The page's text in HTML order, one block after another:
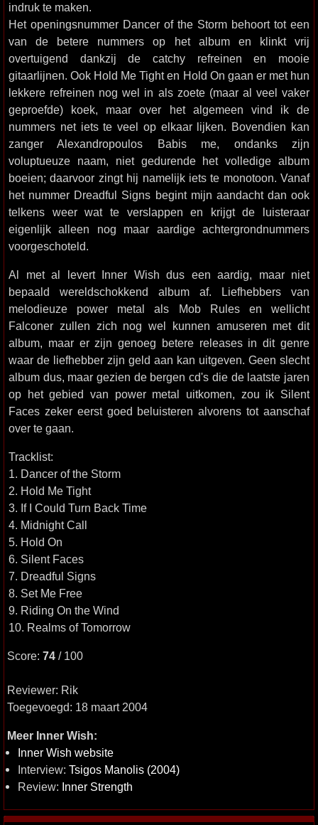
indruk te maken.
Het openingsnummer Dancer of the Storm behoort tot een
van de betere nummers op het album en klinkt vrij
overtuigend dankzij de catchy refreinen en mooie
gitaarlijnen. Ook Hold Me Tight en Hold On gaan er met hun
lekkere refreinen nog wel in als zoete (maar al veel vaker
geproefde) koek, maar over het algemeen vind ik de
nummers net iets te veel op elkaar lijken. Bovendien kan
zanger Alexandropoulos Babis me, ondanks zijn
voluptueuze naam, niet gedurende het volledige album
boeien; daarvoor zingt hij namelijk iets te monotoon. Vanaf
het nummer Dreadful Signs begint mijn aandacht dan ook
telkens weer wat te verslappen en krijgt de luisteraar
eigenlijk alleen nog maar aardige achtergrondnummers
voorgeschoteld.
Al met al levert Inner Wish dus een aardig, maar niet
bepaald wereldschokkend album af. Liefhebbers van
melodieuze power metal als Mob Rules en wellicht
Falconer zullen zich nog wel kunnen amuseren met dit
album, maar er zijn genoeg betere releases in dit genre
waar de liefhebber zijn geld aan kan uitgeven. Geen slecht
album dus, maar gezien de bergen cd's die de laatste jaren
op het gebied van power metal uitkomen, zou ik Silent
Faces zeker eerst goed beluisteren alvorens tot aanschaf
over te gaan.
Tracklist:
1. Dancer of the Storm
2. Hold Me Tight
3. If I Could Turn Back Time
4. Midnight Call
5. Hold On
6. Silent Faces
7. Dreadful Signs
8. Set Me Free
9. Riding On the Wind
10. Realms of Tomorrow
Score: 74 / 100
Reviewer: Rik
Toegevoegd: 18 maart 2004
Meer Inner Wish:
Inner Wish website
Interview: Tsigos Manolis (2004)
Review: Inner Strength